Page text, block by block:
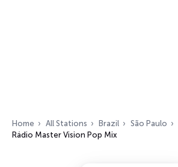
Home All Stations Brazil São Paulo
Rádio Master Vision Pop Mix